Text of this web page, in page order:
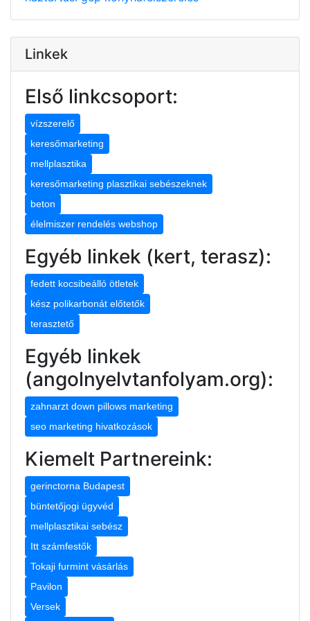
Linkek
Első linkcsoport:
vízszerelő
keresőmarketing
mellplasztika
keresőmarketing plasztikai sebészeknek
beton
élelmiszer rendelés webshop
Egyéb linkek (kert, terasz):
fedett kocsibeálló ötletek
kész polikarbonát előtetők
terasztető
Egyéb linkek
(angolnyelvtanfolyam.org):
zahnarzt down pillows marketing
seo marketing hivatkozások
Kiemelt Partnereink:
gerinctorna Budapest
büntetőjogi ügyvéd
mellplasztikai sebész
Itt számfestők
Tokaji furmint vásárlás
Pavilon
Versek